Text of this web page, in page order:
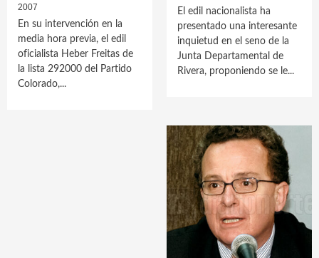
2007
En su intervención en la
media hora previa, el edil
oficialista Heber Freitas de
la lista 292000 del Partido
Colorado,...
El edil nacionalista ha
presentado una interesante
inquietud en el seno de la
Junta Departamental de
Rivera, proponiendo se le...